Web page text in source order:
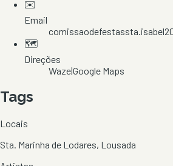
✉️
Email
🗺️
Direções
Waze|Google Maps
Tags
Locais
Sta. Marinha de Lodares, Lousada